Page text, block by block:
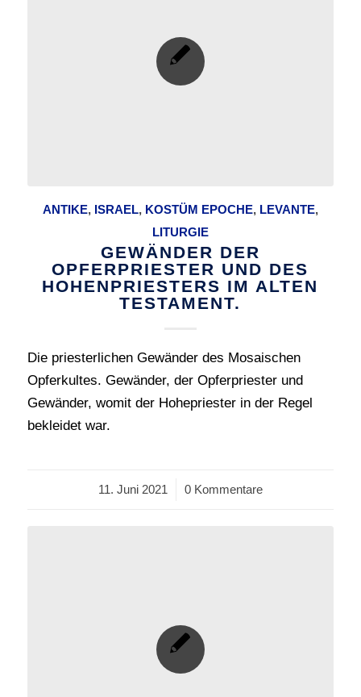
ANTIKE, ISRAEL, KOSTÜM EPOCHE, LEVANTE,
LITURGIE
GEWÄNDER DER
OPFERPRIESTER UND DES
HOHENPRIESTERS IM ALTEN
TESTAMENT.
Die priesterlichen Gewänder des Mosaischen
Opferkultes. Gewänder, der Opferpriester und
Gewänder, womit der Hohepriester in der Regel
bekleidet war.
11. Juni 2021
/ 0 Kommentare